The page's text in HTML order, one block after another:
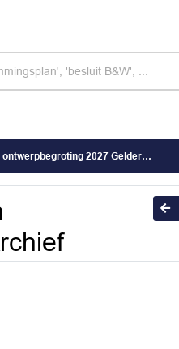
2027 Gelders Archief